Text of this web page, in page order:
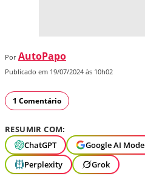
Por AutoPapo
Publicado em 19/07/2024 às 10h02
1 Comentário
RESUMIR COM:
ChatGPT
Google AI Mode
Perplexity
Grok